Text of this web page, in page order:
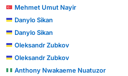
Mehmet Umut Nayir
Danylo Sikan
Danylo Sikan
Oleksandr Zubkov
Oleksandr Zubkov
Anthony Nwakaeme Nuatuzor